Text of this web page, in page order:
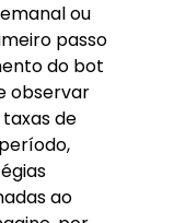
ou
passo
do bot
observar
de
ao